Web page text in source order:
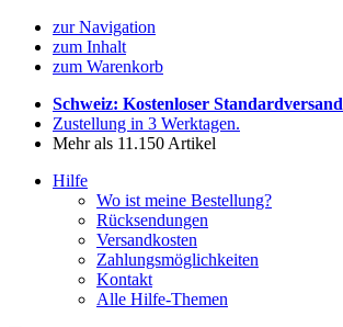
zur Navigation
zum Inhalt
zum Warenkorb
Schweiz: Kostenloser Standardversand
Zustellung in 3 Werktagen.
Mehr als 11.150 Artikel
Hilfe
Wo ist meine Bestellung?
Rücksendungen
Versandkosten
Zahlungsmöglichkeiten
Kontakt
Alle Hilfe-Themen